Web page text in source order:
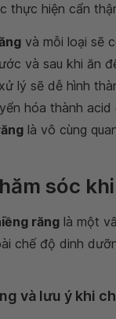
thực hiện cẩn
và mỗi loại sẽ
và sau khi ăn
lý sẽ dễ hình
hóa thành acid
là vô cùng
sóc
răng là một
chế độ dinh
và lưu ý khi